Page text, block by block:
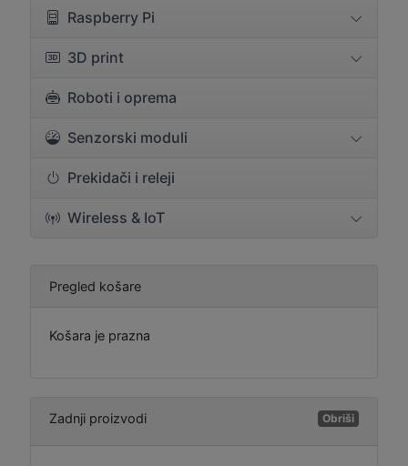
Raspberry Pi
3D print
Roboti i oprema
Senzorski moduli
Prekidači i releji
Wireless & IoT
Pregled košare
Košara je prazna
Zadnji proizvodi Obriši